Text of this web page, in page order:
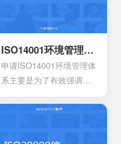
ISO14001环境管理体系认证
申请ISO14001环境管理体
系主要是为了有效强调持
建明确的职责，运作规范